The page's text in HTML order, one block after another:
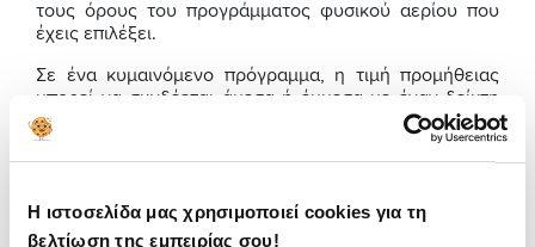
Η ιστοσελίδα μας χρησιμοποιεί cookies για τη
βελτίωση της εμπειρίας σου!
τους όρους του προγράμματος φυσικού αερίου που
έχεις επιλέξει.
Σε ένα κυμαινόμενο πρόγραμμα, η τιμή προμήθειας
μπορεί να συνδέεται άμεσα ή έμμεσα με έναν δείκτη
χονδρεμπορικής αγοράς, όπως το TTF. Σε ένα σταθερό
πρόγραμμα, η τιμή μπορεί να παραμένει ίδια για
συγκεκριμένο χρονικό διάστημα, υπό τους όρους που
Η ακριβής φόρμουλα, η περίοδος αναφοράς και τυχόν